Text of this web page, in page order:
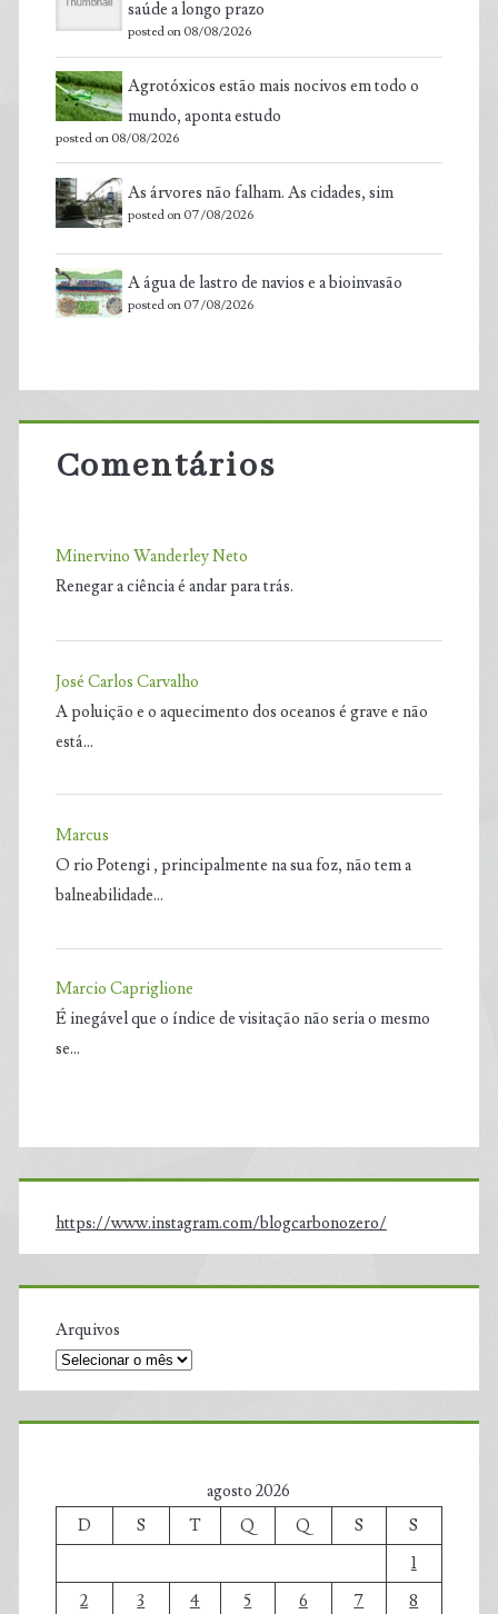
saúde a longo prazo
posted on 08/08/2026
Agrotóxicos estão mais nocivos em todo o
mundo, aponta estudo
posted on 08/08/2026
As árvores não falham. As cidades, sim
posted on 07/08/2026
A água de lastro de navios e a bioinvasão
posted on 07/08/2026
Comentários
Minervino Wanderley Neto
Renegar a ciência é andar para trás.
José Carlos Carvalho
A poluição e o aquecimento dos oceanos é grave e não
está…
Marcus
O rio Potengi , principalmente na sua foz, não tem a
balneabilidade…
Marcio Capriglione
É inegável que o índice de visitação não seria o mesmo
se…
https://www.instagram.com/blogcarbonozero/
Arquivos
agosto 2026
D
S T Q Q S
S
1
2
3 4 5 6 7
8